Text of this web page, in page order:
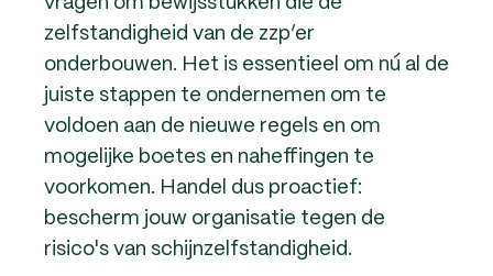
zelfstandigheid van de zzp’er
onderbouwen. Het is essentieel om nú al de
juiste stappen te ondernemen om te
voldoen aan de nieuwe regels en om
mogelijke boetes en naheffingen te
voorkomen. Handel dus proactief:
bescherm jouw organisatie tegen de
risico's van schijnzelfstandigheid.